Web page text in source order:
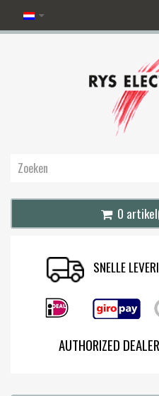
0
SNELLE
AUTHORIZED